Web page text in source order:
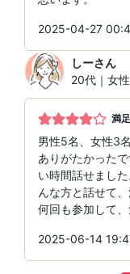
2025-04-27
しーさん
20代｜女性
満足
男性5名、女性3
ありがたかった
い時間話せまし
んな方と話せて、
何回も参加して
2025-06-14